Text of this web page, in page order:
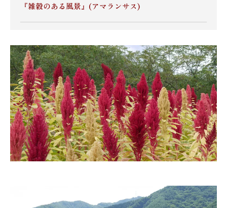
『雑穀のある風景』(アマランサス)